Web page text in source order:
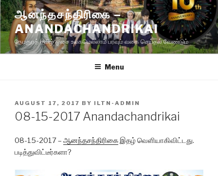
Skip
to
content
ஆனந்தசந்திரிகை –
ANANDACHANDRIKAI
தேமதுரத் தமிழ் ஓசை உலகமெல்லாம் பரவும் வகை செய்தல் வேண்டும்
Menu
POSTED
ON
AUGUST 17, 2017 BY ILTN-ADMIN
08-15-2017 Anandachandrikai
08-15-2017 – ஆனந்தசந்திரிகைஇதழ் வெளியாகிவிட்டது.
படித்துவிட்டீர்களா?